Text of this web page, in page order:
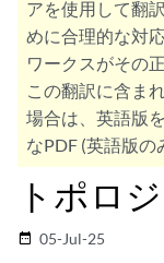
アを使用して翻
めに合理的な対
ワークスがその
この翻訳に含ま
場合は、英語版
なPDF (英語版の
トポロ
date_range 05-Jul-25